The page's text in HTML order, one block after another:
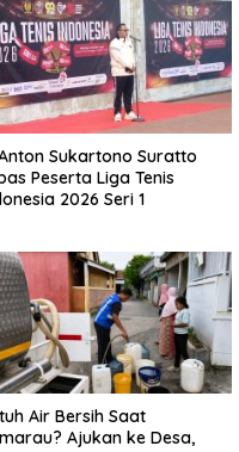
Sukartono Suratto
Peserta Liga Tenis
2026 Seri 1
Air Bersih Saat
Ajukan ke Desa,